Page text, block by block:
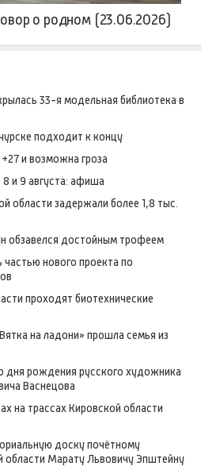
о родном (23.06.2026)
33-я модельная библиотека в
подходит к концу
и возможна гроза
и 9 августа: афиша
области задержали более 1,8 тыс.
обзавелся достойным трофеем
частью нового проекта по
проходят биотехнические
на ладони» прошла семья из
дня рождения русского художника
Васнецова
на трассах Кировской области
доску почётному
области Марату Львовичу Эпштейну